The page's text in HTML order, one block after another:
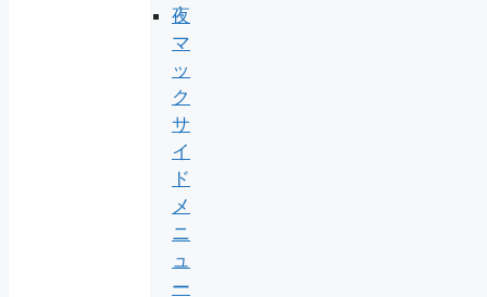
夜
マ
ッ
ク
サ
イ
ド
メ
ニ
ュ
ー